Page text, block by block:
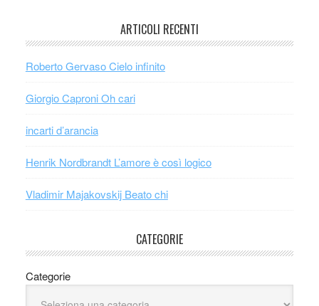
ARTICOLI RECENTI
Roberto Gervaso Cielo infinito
Giorgio Caproni Oh cari
incarti d’arancia
Henrik Nordbrandt L’amore è così logico
Vladimir Majakovskij Beato chi
CATEGORIE
Categorie